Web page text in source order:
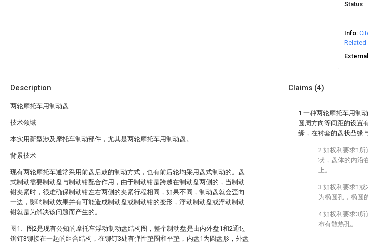
Status
Info
Description
两轮摩托车用制动盘
技术领域
本实用新型涉及摩托车制动部件，尤其是两轮摩托车用制动盘。
背景技术
现有两轮摩托车通常采用前盘后鼓的制动方式，也有前后轮均采用盘式制动的。盘
式制动需要制动盘与制动钳配合作用，由于制动钳是跨越在制动盘两侧的，当制动
钳夹紧时，很难确保制动钳左右两侧的夹紧行程相同，如果不同，制动盘就会歪向
一边，影响制动效果并有可能造成制动盘或制动钳的变形，浮动制动盘或浮动制动
钳就是为解决该问题而产生的。
图1、图2是现有公知的摩托车浮动制动盘结构图，整个制动盘是由内外盘1和2通过
铆钉3铆接在一起的组合结构，在铆钉3处有弹性垫圈和平垫，内盘1为圆盘形，外盘
Claims (4)
1.一种两轮摩托车用制
圆周方向等间距的设置
缘，在衬套的盘状凸缘
2.如权利要求1
状，盘体的内沿
上。
3.如权利要求1
为椭圆孔，椭圆
4.如权利要求3
布有散热孔。